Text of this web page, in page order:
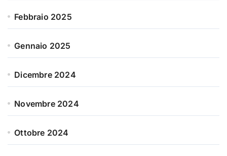
Febbraio 2025
Gennaio 2025
Dicembre 2024
Novembre 2024
Ottobre 2024